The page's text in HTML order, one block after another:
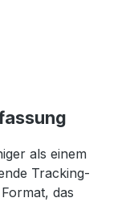
als einem
Tracking-
das